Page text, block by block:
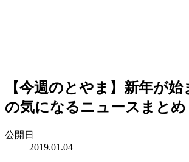
【今週のとやま】新年が
の気になるニュースまとめ
公開日
2019.01.04